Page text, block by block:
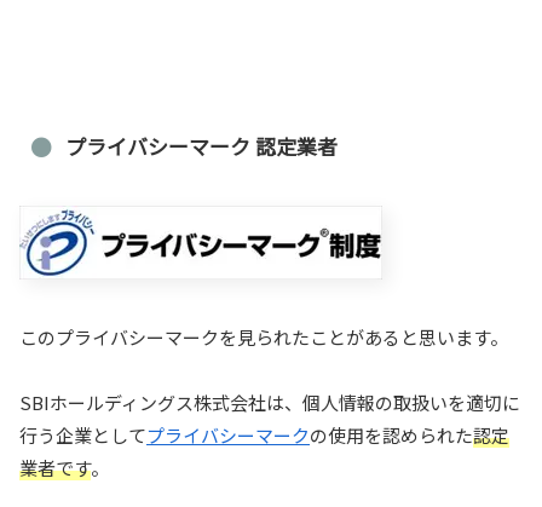
プライバシーマーク 認定業者
このプライバシーマークを見られたことがあると思います。
SBIホールディングス株式会社は、個人情報の取扱いを適切に
行う企業としてプライバシーマークの使用を認められた認定
業者です。